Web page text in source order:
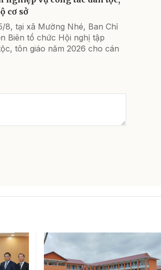
cơ sở
8, tại xã Mường Nhé, Ban Chỉ
Biên tổ chức Hội nghị tập
tôn giáo năm 2026 cho cán